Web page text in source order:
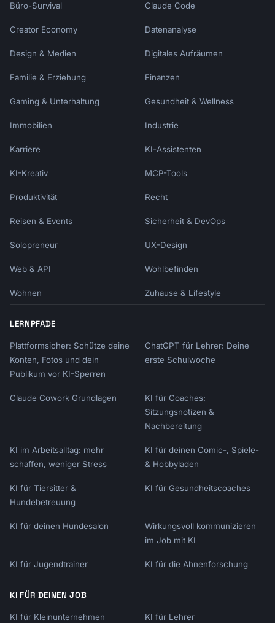
Büro-Survival Claude Code
Creator Economy Datenanalyse
Design & Medien Digitales Aufräumen
Familie & Erziehung Finanzen
Gaming & Unterhaltung Gesundheit & Wellness
Immobilien Industrie
Karriere KI-Assistenten
KI-Kreativ MCP-Tools
Produktivität Recht
Reisen & Events Sicherheit & DevOps
Solopreneur UX-Design
Web & API Wohlbefinden
Wohnen Zuhause & Lifestyle
LERNPFADE
Plattformsicher: Schütze deine
Konten, Fotos und dein
Publikum vor KI-Sperren
ChatGPT für Lehrer: Deine
erste Schulwoche
Claude Cowork Grundlagen
KI für Coaches:
Sitzungsnotizen &
Nachbereitung
KI im Arbeitsalltag: mehr
schaffen, weniger Stress
KI für deinen Comic-, Spiele-
& Hobbyladen
KI für Tiersitter &
Hundebetreuung
KI für Gesundheitscoaches
KI für deinen Hundesalon
Wirkungsvoll kommunizieren
im Job mit KI
KI für Jugendtrainer KI für die Ahnenforschung
KI FÜR DEINEN JOB
KI für Kleinunternehmen KI für Lehrer